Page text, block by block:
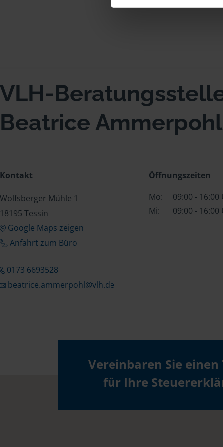
VLH-
Beatrice Ammerpohl
Kontakt
Wolfsberger Mühle 1
18195 Tessin
Google Maps zeigen
Anfahrt zum Büro
0173 6693528
beatrice.ammerpohl@vlh.de
Öffnungszeiten
Mo:
09:00 - 16:00
Mi:
09:00 - 16:00
Vereinbaren Sie einen
für Ihre